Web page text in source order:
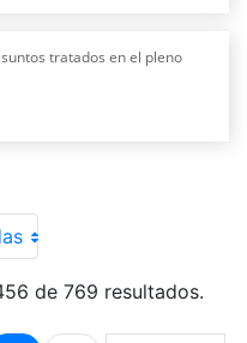
tratados en el pleno
de 769 resultados.